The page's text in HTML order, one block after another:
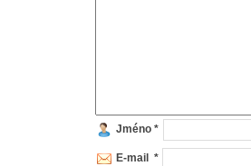
Jméno *
E-mail *